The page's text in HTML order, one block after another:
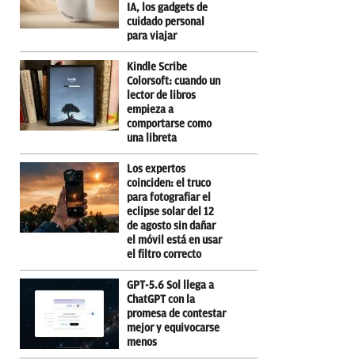
IA, los gadgets de
cuidado personal
para viajar
Kindle Scribe
Colorsoft: cuando un
lector de libros
empieza a
comportarse como
una libreta
Los expertos
coinciden: el truco
para fotografiar el
eclipse solar del 12
de agosto sin dañar
el móvil está en usar
el filtro correcto
GPT-5.6 Sol llega a
ChatGPT con la
promesa de contestar
mejor y equivocarse
menos